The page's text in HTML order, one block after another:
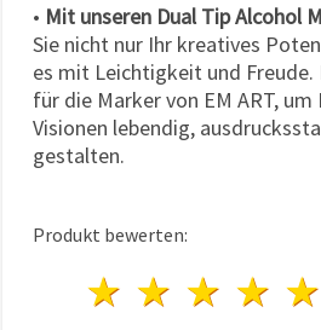
• Mit unseren Dual Tip Alcohol
Sie nicht nur Ihr kreatives
es mit Leichtigkeit und Freude.
für die Marker von EM ART,
Visionen lebendig,
gestalten.
Produkt bewerten:
4
3
2 Sterne
1 Stern